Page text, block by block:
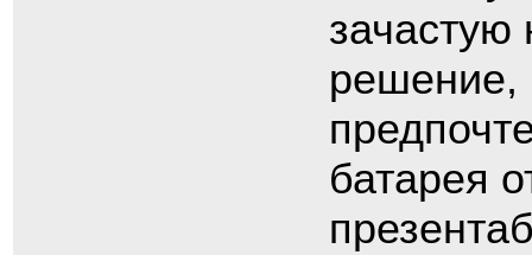
зачастую
решение,
батарея